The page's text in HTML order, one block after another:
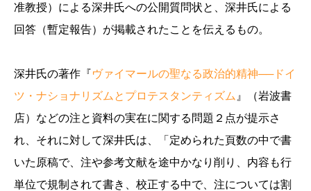
准教授）による深井氏への公開質問状と、深井氏による
回答（暫定報告）が掲載されたことを伝えるもの。
深井氏の著作『ヴァイマールの聖なる政治的精神──ドイ
ツ・ナショナリズムとプロテスタンティズム 』（岩波書
店）などの注と資料の実在に関する問題２点が提示さ
れ、それに対して深井氏は、「定められた頁数の中で書
いた原稿で、注や参考文献を途中かなり削り、内容も行
単位で規制されて書き、校正する中で、注については割